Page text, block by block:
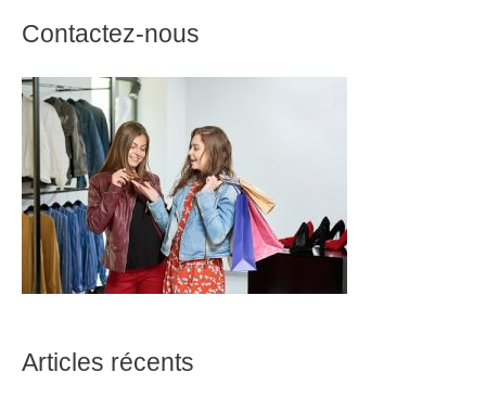
Contactez-nous
Articles récents